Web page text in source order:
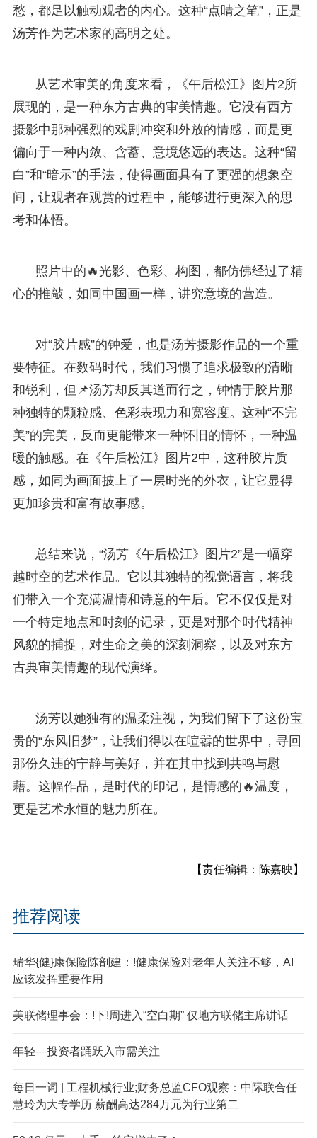
愁，都足以触动观者的内心。这种“点睛之笔”，正是
汤芳作为艺术家的高明之处。
从艺术审美的角度来看，《午后松江》图片2所
展现的，是一种东方古典的审美情趣。它没有西方
摄影中那种强烈的戏剧冲突和外放的情感，而是更
偏向于一种内敛、含蓄、意境悠远的表达。这种“留
白”和“暗示”的手法，使得画面具有了更强的想象空
间，让观者在观赏的过程中，能够进行更深入的思
考和体悟。
照片中的🔥光影、色彩、构图，都仿佛经过了精
心的推敲，如同中国画一样，讲究意境的营造。
对“胶片感”的钟爱，也是汤芳摄影作品的一个重
要特征。在数码时代，我们习惯了追求极致的清晰
和锐利，但📌汤芳却反其道而行之，钟情于胶片那
种独特的颗粒感、色彩表现力和宽容度。这种“不完
美”的完美，反而更能带来一种怀旧的情怀，一种温
暖的触感。在《午后松江》图片2中，这种胶片质
感，如同为画面披上了一层时光的外衣，让它显得
更加珍贵和富有故事感。
总结来说，“汤芳《午后松江》图片2”是一幅穿
越时空的艺术作品。它以其独特的视觉语言，将我
们带入一个充满温情和诗意的午后。它不仅仅是对
一个特定地点和时刻的记录，更是对那个时代精神
风貌的捕捉，对生命之美的深刻洞察，以及对东方
古典审美情趣的现代演绎。
汤芳以她独有的温柔注视，为我们留下了这份宝
贵的“东风旧梦”，让我们得以在喧嚣的世界中，寻回
那份久违的宁静与美好，并在其中找到共鸣与慰
藉。这幅作品，是时代的印记，是情感的🔥温度，
更是艺术永恒的魅力所在。
【责任编辑：陈嘉映】
推荐阅读
瑞华{健}康保险陈剖建：!健康保险对老年人关注不够，AI
应该发挥重要作用
美联储理事会：!下!周进入“空白期” 仅地方联储主席讲话
年轻—投资者踊跃入市需关注
每日一词 | 工程机械行业;财务总监CFO观察：中际联合任
慧玲为大专学历 薪酬高达284万元为行业第二